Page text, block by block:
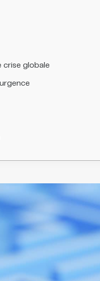
crise globale